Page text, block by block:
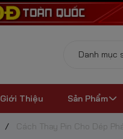
Giới Thiệu Sản Phẩm
/ Cách Thay Pin Cho Dép